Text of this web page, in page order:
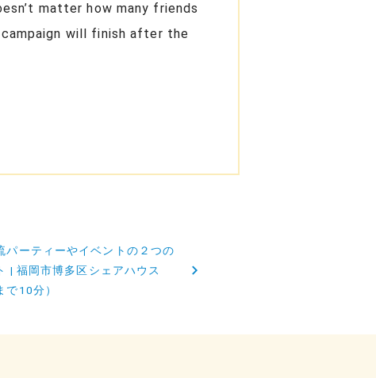
matter how many friends
will finish after the
パーティーやイベントの２つの
| 福岡市博多区シェアハウス
で10分）